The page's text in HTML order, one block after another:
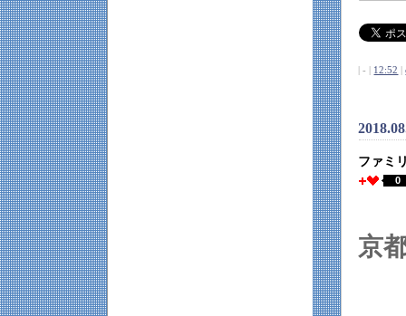
| - | 12:52 |
ファミ
0
京